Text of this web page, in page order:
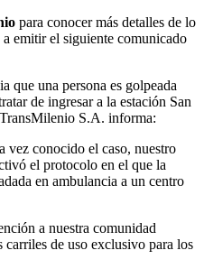
para conocer más detalles de lo
emitir el siguiente comunicado
que una persona es golpeada
de ingresar a la estación San
S.A. informa:
vez conocido el caso, nuestro
el protocolo en el que la
en ambulancia a un centro
a nuestra comunidad
carriles de uso exclusivo para los